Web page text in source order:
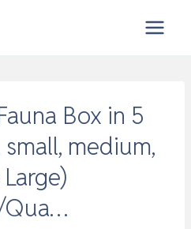
Box in 5
medium,
Qua…